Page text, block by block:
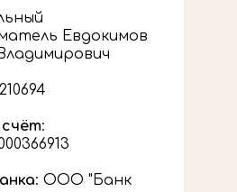
Евдокимов
:
: ООО "Банк